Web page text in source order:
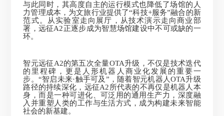
与此同时，其高度自主的运行模式也降低了场馆的人
力管理成本，为文旅行业提供了“科技+服务”融合的新
范式。从实验室走向展厅，从技术演示走向商业部
署，远征A2正逐步成为智慧场馆建设中不可或缺的一
环。
智元远征A2的第五次全量OTA升级，不仅是技术迭代
的里程碑，更是人形机器人商业化发展的重要一
步。“智启未来·触手可及”，随着智元机器人OTA升级
路径的持续深化，远征A2所代表的不再仅是机器人本
身，而是一种可进化、可泛用的通用生产力，深度融
入并重塑人类的工作与生活方式，成为构建未来智能
社会的新基建。